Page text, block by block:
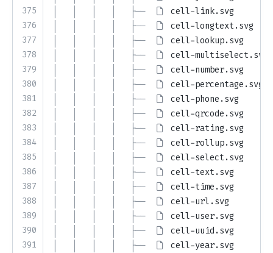
375
376
377
378
379
380
381
382
383
384
385
386
387
388
389
390
391
│   │   │   │   ├──
cell-link.svg
│   │   │   │   ├──
cell-longtext.svg
│   │   │   │   ├──
cell-lookup.svg
│   │   │   │   ├──
cell-multiselect.svg
│   │   │   │   ├──
cell-number.svg
│   │   │   │   ├──
cell-percentage.svg
│   │   │   │   ├──
cell-phone.svg
│   │   │   │   ├──
cell-qrcode.svg
│   │   │   │   ├──
cell-rating.svg
│   │   │   │   ├──
cell-rollup.svg
│   │   │   │   ├──
cell-select.svg
│   │   │   │   ├──
cell-text.svg
│   │   │   │   ├──
cell-time.svg
│   │   │   │   ├──
cell-url.svg
│   │   │   │   ├──
cell-user.svg
│   │   │   │   ├──
cell-uuid.svg
│   │   │   │   ├──
cell-year.svg